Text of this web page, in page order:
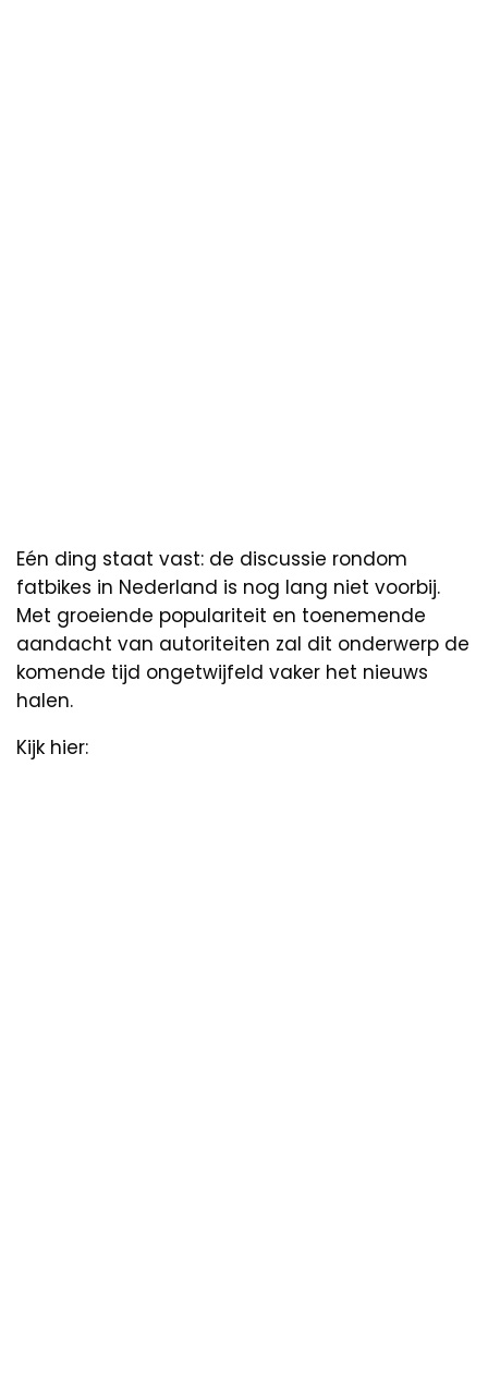
Eén ding staat vast: de discussie rondom
fatbikes in Nederland is nog lang niet voorbij.
Met groeiende populariteit en toenemende
aandacht van autoriteiten zal dit onderwerp de
komende tijd ongetwijfeld vaker het nieuws
halen.
Kijk hier: